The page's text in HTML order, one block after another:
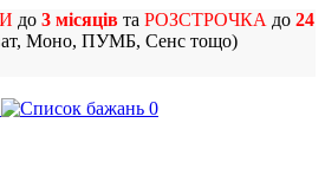
до 3 місяців та РОЗСТРОЧКА до 24
Моно, ПУМБ, Сенс тощо)
0